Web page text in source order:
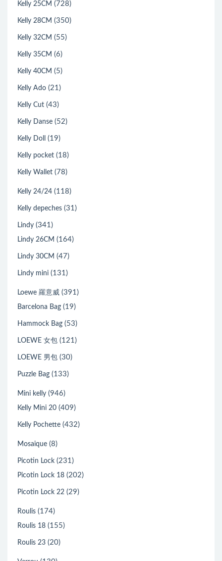
Kelly 25CM (728)
Kelly 28CM (350)
Kelly 32CM (55)
Kelly 35CM (6)
Kelly 40CM (5)
Kelly Ado (21)
Kelly Cut (43)
Kelly Danse (52)
Kelly Doll (19)
Kelly pocket (18)
Kelly Wallet (78)
Kelly 24/24 (118)
Kelly depeches (31)
Lindy (341)
Lindy 26CM (164)
Lindy 30CM (47)
Lindy mini (131)
Loewe 羅意威 (391)
Barcelona Bag (19)
Hammock Bag (53)
LOEWE 女包 (121)
LOEWE 男包 (30)
Puzzle Bag (133)
Mini kelly (946)
Kelly Mini 20 (409)
Kelly Pochette (432)
Mosaique (8)
Picotin Lock (231)
Picotin Lock 18 (202)
Picotin Lock 22 (29)
Roulis (174)
Roulis 18 (155)
Roulis 23 (20)